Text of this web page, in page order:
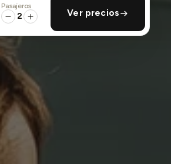
Pasajeros
2 Ver precios